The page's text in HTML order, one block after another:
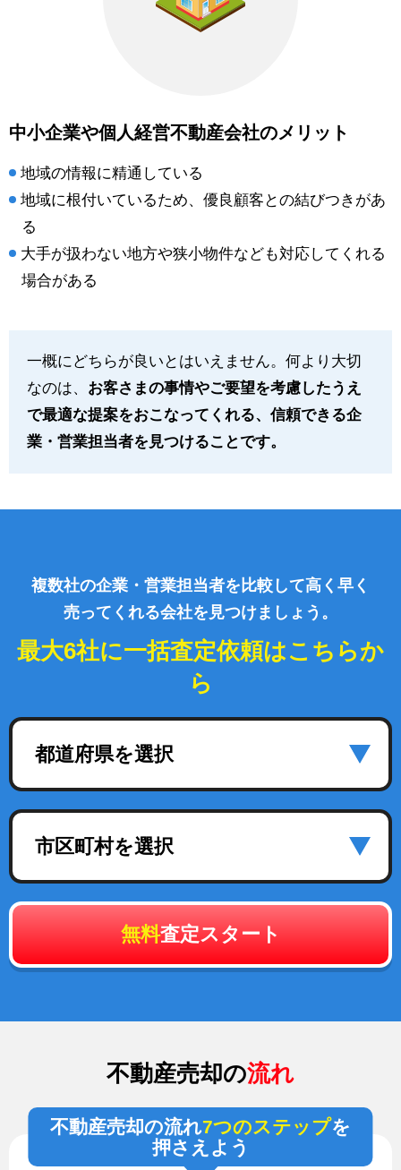
中小企業や個人経営不動産会社のメリット
地域の情報に精通している
地域に根付いているため、優良顧客との結びつきがあ
る
大手が扱わない地方や狭小物件なども対応してくれる
場合がある
一概にどちらが良いとはいえません。何より大切
なのは、 お客さまの事情やご要望を考慮したうえ
で最適な提案をおこなってくれる、信頼できる企
業・営業担当者を見つけることです。
複数社の企業・営業担当者を比較して高く早く
売ってくれる会社を見つけましょう。
最大6社に一括査定依頼はこちらか
ら
都道府県を選択
市区町村を選択
無料査定スタート
不動産売却の流れ
不動産売却の流れ7つのステップを
押さえよう